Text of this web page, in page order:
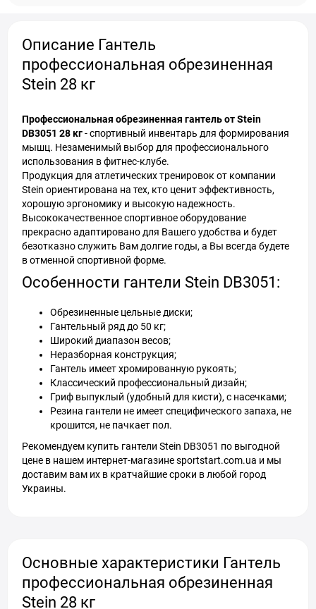
Описание Гантель
профессиональная обрезиненная
Stein 28 кг
Профессиональная обрезиненная гантель от Stein
DB3051 28 кг- спортивный инвентарь для формирования
мышц. Незаменимый выбор для профессионального
использования в фитнес-клубе.
Продукция для атлетических тренировок от компании
Stein ориентирована на тех, кто ценит эффективность,
хорошую эргономику и высокую надежность.
Высококачественное спортивное оборудование
прекрасно адаптировано для Вашего удобства и будет
безотказно служить Вам долгие годы, а Вы всегда будете
в отменной спортивной форме.
Особенности гантели Stein DB3051:
Обрезиненные цельные диски;
Гантельный ряд до 50 кг;
Широкий диапазон весов;
Неразборная конструкция;
Гантель имеет хромированную рукоять;
Классический профессиональный дизайн;
Гриф выпуклый (удобный для кисти), с насечками;
Резина гантели не имеет специфического запаха, не
крошится, не пачкает пол.
Рекомендуем купить гантели Stein DB3051 по выгодной
цене в нашем интернет-магазине sportstart.com.ua и мы
доставим вам их в кратчайшие сроки в любой город
Украины.
Основные характеристики Гантель
профессиональная обрезиненная
Stein 28 кг